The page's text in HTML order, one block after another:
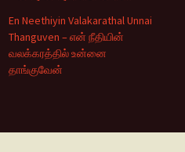
En Neethiyin Valakarathal Unnai
Thanguven – என் நீதியின்
வலக்கரத்தில் உன்னை
தாங்குவேன்